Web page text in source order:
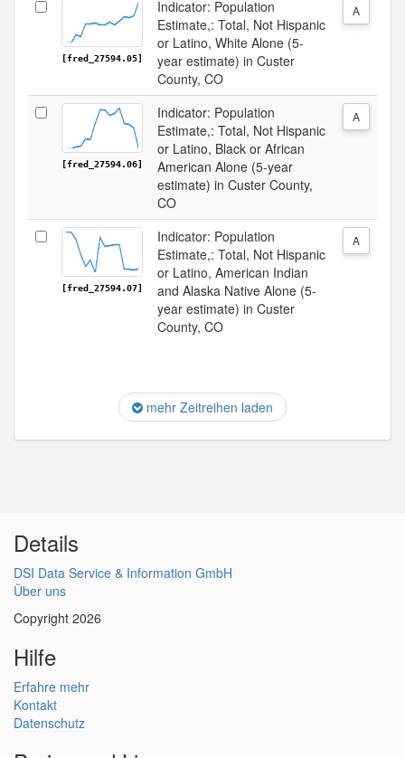
[fred_27594.05]
Indicator: Population
Estimate,: Total, Not Hispanic
or Latino, White Alone (5-
year estimate) in Custer
County, CO
A
[fred_27594.06]
Indicator: Population
Estimate,: Total, Not Hispanic
or Latino, Black or African
American Alone (5-year
estimate) in Custer County,
CO
A
[fred_27594.07]
Indicator: Population
Estimate,: Total, Not Hispanic
or Latino, American Indian
and Alaska Native Alone (5-
year estimate) in Custer
County, CO
A
mehr Zeitreihen laden
Details
DSI Data Service & Information GmbH
Über uns
Copyright 2026
Hilfe
Erfahre mehr
Kontakt
Datenschutz